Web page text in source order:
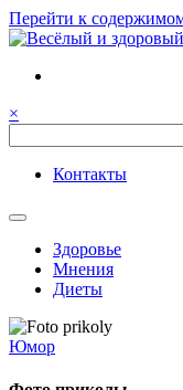
Перейти к
Весёлый
жизни
Семья, общение,
×
Весёлый и здоровый
Контакты
Здоровье
Мнения
Диеты
Юмор